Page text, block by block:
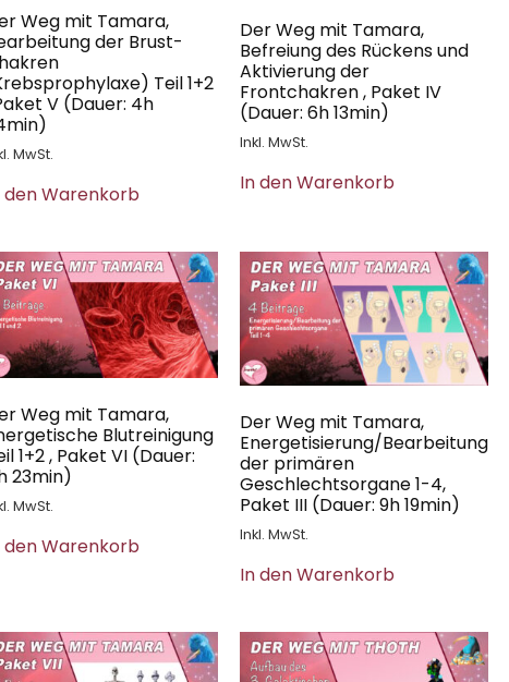
Weg mit Tamara,
der Brust-
Teil 1+2
V (Dauer: 4h
MwSt.
den Warenkorb
Der Weg mit Tamara,
Befreiung des Rückens und
Aktivierung der
Frontchakren , Paket IV
(Dauer: 6h 13min)
Inkl. MwSt.
In den Warenkorb
Weg mit Tamara,
Blutreinigung
1+2 , Paket VI (Dauer:
23min)
MwSt.
den Warenkorb
Der Weg mit Tamara,
Energetisierung/Bearbeitung
der primären
Geschlechtsorgane 1-4,
Paket III (Dauer: 9h 19min)
Inkl. MwSt.
In den Warenkorb